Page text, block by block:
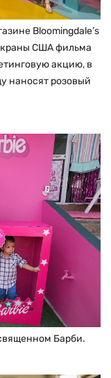
Bloomingdale’s
США фильма
акцию, в
наносят розовый
Барби.